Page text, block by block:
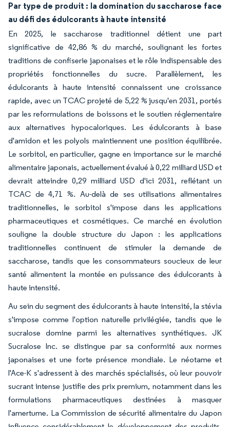
Par type de produit : la domination du saccharose face
au défi des édulcorants à haute intensité
En 2025, le saccharose traditionnel détient une part
significative de 42,86 % du marché, soulignant les fortes
traditions de confiserie japonaises et le rôle indispensable des
propriétés fonctionnelles du sucre. Parallèlement, les
édulcorants à haute intensité connaissent une croissance
rapide, avec un TCAC projeté de 5,22 % jusqu'en 2031, portés
par les reformulations de boissons et le soutien réglementaire
aux alternatives hypocaloriques. Les édulcorants à base
d'amidon et les polyols maintiennent une position équilibrée.
Le sorbitol, en particulier, gagne en importance sur le marché
alimentaire japonais, actuellement évalué à 0,22 milliard USD et
devrait atteindre 0,29 milliard USD d'ici 2031, reflétant un
TCAC de 4,71 %. Au-delà de ses utilisations alimentaires
traditionnelles, le sorbitol s'impose dans les applications
pharmaceutiques et cosmétiques. Ce marché en évolution
souligne la double structure du Japon : les applications
traditionnelles continuent de stimuler la demande de
saccharose, tandis que les consommateurs soucieux de leur
santé alimentent la montée en puissance des édulcorants à
haute intensité.
Au sein du segment des édulcorants à haute intensité, la stévia
s'impose comme l'option naturelle privilégiée, tandis que le
sucralose domine parmi les alternatives synthétiques. JK
Sucralose Inc. se distingue par sa conformité aux normes
japonaises et une forte présence mondiale. Le néotame et
l'Ace-K s'adressent à des marchés spécialisés, où leur pouvoir
sucrant intense justifie des prix premium, notamment dans les
formulations pharmaceutiques destinées à masquer
l'amertume. La Commission de sécurité alimentaire du Japon